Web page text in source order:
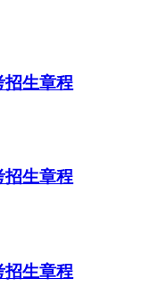
招生章程
招生章程
招生章程